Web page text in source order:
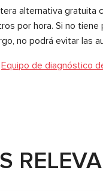
alternativa gratuita
por hora. Si no
no podrá evitar las
Equipo de diagnóstico